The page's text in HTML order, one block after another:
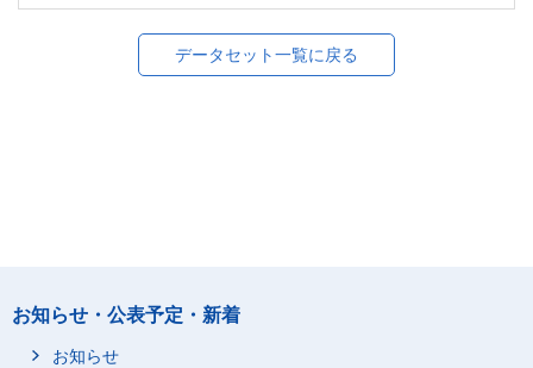
データセット一覧に戻る
お知らせ・公表予定・新着
お知らせ